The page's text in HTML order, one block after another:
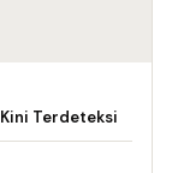
Terdeteksi